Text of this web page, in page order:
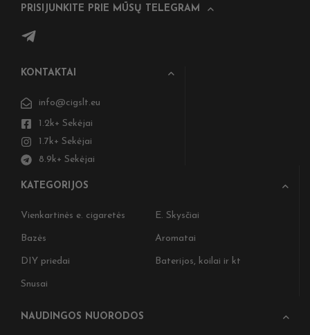
PRISIJUNKITE PRIE MŪSŲ TELEGRAM
KONTAKTAI
info@cigslt.eu
1.2k+ Sekėjai
1.7k+ Sekėjai
8.9k+ Sekėjai
KATEGORIJOS
Vienkartinės e. cigaretės E. Skysčiai
Bazės Aromatai
DIY priedai Baterijos, koilai ir kt
Snusai
NAUDINGOS NUORODOS